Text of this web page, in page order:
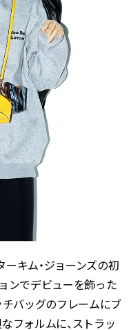
キム・ジョーンズの初
ンでデビューを飾った
チバッグのフレームにブ
フォルムに、ストラッ